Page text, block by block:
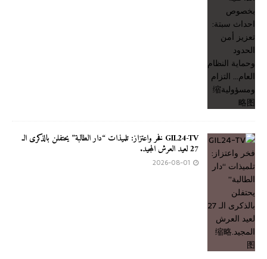
GIL24-TV فخر واعتزاز: تلميذات “دار الطالبة” يحتفلن بالذكرى الـ
27 لعيد العرش المجيد.
2026-08-01